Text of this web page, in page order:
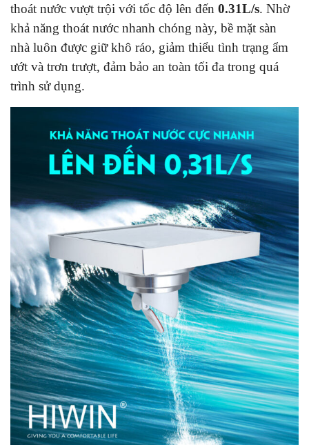
thoát nước vượt trội với tốc độ lên đến 0.31L/s. Nhờ
khả năng thoát nước nhanh chóng này, bề mặt sàn
nhà luôn được giữ khô ráo, giảm thiểu tình trạng ẩm
ướt và trơn trượt, đảm bảo an toàn tối đa trong quá
trình sử dụng.